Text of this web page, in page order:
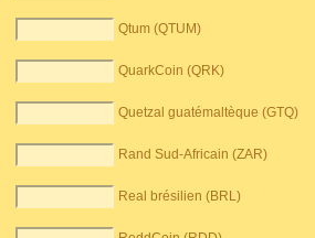
Qtum (QTUM)
QuarkCoin (QRK)
Quetzal guatémaltèque (GTQ)
Rand Sud-Africain (ZAR)
Real brésilien (BRL)